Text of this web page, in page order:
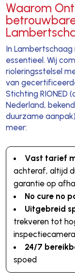
Waarom
In Lambertschaag
essentieel. Wij
rioleringsstelsel
van
Stichting RIONED
Nederland,
duurzame
meer:
Vast tarief
achteraf, altijd
garantie op
No cure no
Uitgebreid
trekveren tot
24/7
spoed